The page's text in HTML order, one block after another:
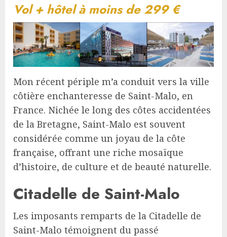
Vol + hôtel à moins de 299 €
Mon récent périple m’a conduit vers la ville
côtière enchanteresse de Saint-Malo, en
France. Nichée le long des côtes accidentées
de la Bretagne, Saint-Malo est souvent
considérée comme un joyau de la côte
française, offrant une riche mosaïque
d’histoire, de culture et de beauté naturelle.
Citadelle de Saint-Malo
Les imposants remparts de la Citadelle de
Saint-Malo témoignent du passé